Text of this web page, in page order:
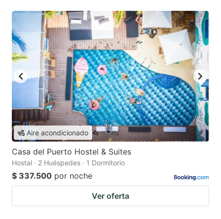
Aire acondicionado
Casa del Puerto Hostel & Suites
Hostal · 2 Huéspedes · 1 Dormitorio
$ 337.500 por noche
Ver oferta